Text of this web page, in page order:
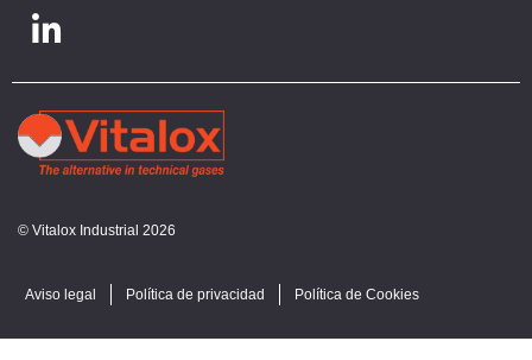
© Vitalox Industrial 2026
Aviso legal Política de privacidad Política de Cookies